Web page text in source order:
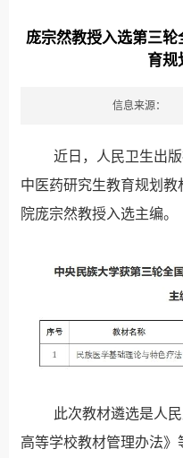
庞宗然教授入选第三
育规
信息来源：
近日，人民卫生出
中医药研究生教育规划
院庞宗然教授入选主编。
此次教材遴选是人
高等学校教材管理办法